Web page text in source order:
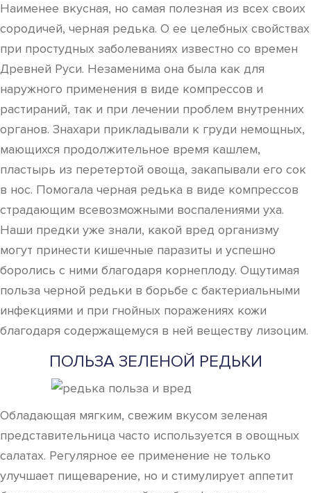
Наименее вкусная, но самая полезная из всех своих
сородичей, черная редька. О ее целебных свойствах
при простудных заболеваниях известно со времен
Древней Руси. Незаменима она была как для
наружного применения в виде компрессов и
растираний, так и при лечении проблем внутренних
органов. Знахари прикладывали к груди немощных,
мающихся продолжительное время кашлем,
пластырь из перетертой овоща, закапывали его сок
в нос. Помогала черная редька в виде компрессов
страдающим всевозможными воспалениями уха.
Наши предки уже знали, какой вред организму
могут принести кишечные паразиты и успешно
боролись с ними благодаря корнеплоду. Ощутимая
польза черной редьки в борьбе с бактериальными
инфекциями и при гнойных поражениях кожи
благодаря содержащемуся в ней веществу лизоцим.
ПОЛЬЗА ЗЕЛЕНОЙ РЕДЬКИ
Обладающая мягким, свежим вкусом зеленая
представительница часто используется в овощных
салатах. Регулярное ее применение не только
улучшает пищеварение, но и стимулирует аппетит